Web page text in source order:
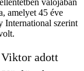
amelyet 45 éve
International szerint
Viktor adott